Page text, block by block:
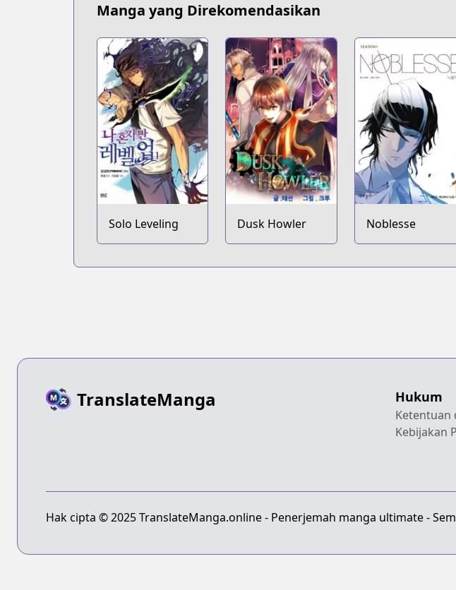
Manga yang Direkomendasikan
Solo Leveling Dusk Howler Noblesse
TranslateManga Hukum
Ketentuan
Kebijakan
Hak cipta © 2025 TranslateManga.online - Penerjemah manga ultimate -